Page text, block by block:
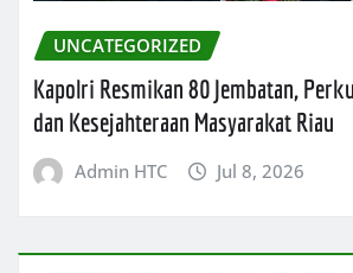
UNCATEGORIZED
Kapolri Resmikan 80 Jembatan,
dan Kesejahteraan Masyarakat Riau
Admin HTC Jul 8, 2026